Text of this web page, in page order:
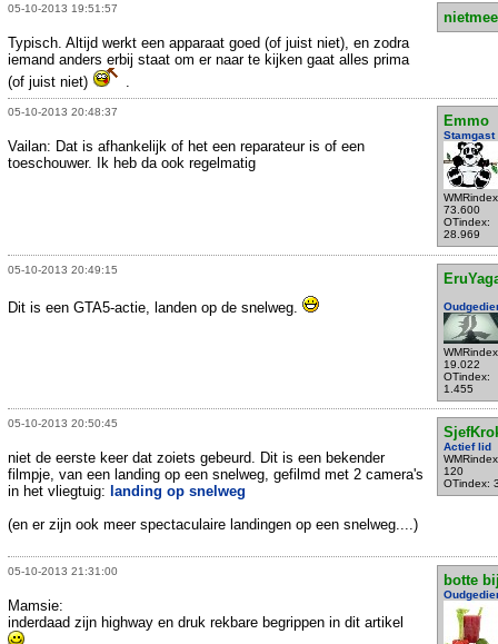
05-10-2013 19:51:57
Typisch. Altijd werkt een apparaat goed (of juist niet), en zodra
iemand anders erbij staat om er naar te kijken gaat alles prima
(of juist niet)
05-10-2013 20:48:37
Emmo
Stamgast
73.600
OTindex:
28.969
Vailan: Dat is afhankelijk of het een reparateur is of een
toeschouwer. Ik heb da ook regelmatig
05-10-2013 20:49:15
19.022
OTindex:
1.455
Dit is een GTA5-actie, landen op de snelweg.
05-10-2013 20:50:45
Actief lid
120
OTindex:
niet de eerste keer dat zoiets gebeurd. Dit is een bekender
filmpje, van een landing op een snelweg, gefilmd met 2 camera's
in het vliegtuig: landing op snelweg
(en er zijn ook meer spectaculaire landingen op een snelweg....)
05-10-2013 21:31:00
botte
Mamsie:
inderdaad zijn highway en druk rekbare begrippen in dit artikel